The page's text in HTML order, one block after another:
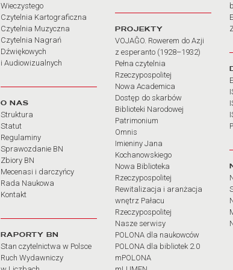
Wieczystego
Czytelnia Kartograficzna
Czytelnia Muzyczna
Czytelnia Nagrań
Dźwiękowych
i Audiowizualnych
O NAS
Struktura
Statut
Regulaminy
Sprawozdanie BN
Zbiory BN
Mecenasi i darczyńcy
Rada Naukowa
Kontakt
RAPORTY BN
Stan czytelnictwa w Polsce
Ruch Wydawniczy
PROJEKTY
VOJAĜO. Rowerem do Azji
z esperanto (1928–1932)
Pełna czytelnia
Rzeczypospolitej
Nowa Academica
Dostęp do skarbów
Biblioteki Narodowej
Patrimonium
Omnis
Imieniny Jana
Kochanowskiego
Nowa Biblioteka
Rzeczypospolitej
Rewitalizacja i aranżacja
wnętrz Pałacu
Rzeczypospolitej
Nasze serwisy
POLONA dla naukowców
POLONA dla bibliotek 2.0
mPOLONA